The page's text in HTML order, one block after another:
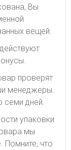
Вы
вещей.
проверят
менеджеры.
семи дней.
упаковки
мы
Помните, что